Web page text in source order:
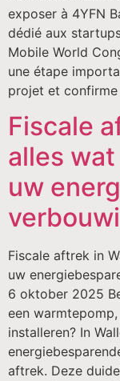
exposer à 4YFN
dédié aux
Mobile World
une étape
projet et
Fiscale
alles
uw
Fiscale aftrek in
uw
6 oktober 2025
een
installeren? In
aftrek. Deze